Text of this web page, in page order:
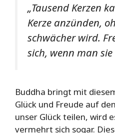
„Tausend Kerzen
Kerze anzünden,
schwächer wird.
sich, wenn man sie
Buddha bringt mit
Glück und Freude auf
unser Glück teilen, wird
vermehrt sich sogar.